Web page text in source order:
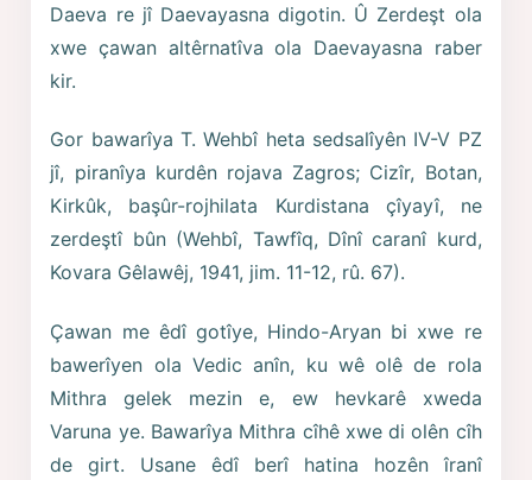
Daeva re jî Daevayasna digotin. Û Zerdeşt ola
xwe çawan altêrnatîva ola Daevayasna raber
kir.
Gor bawarîya T. Wehbî heta sedsalîyên IV-V PZ
jî, piranîya kurdên rojava Zagros; Cizîr, Botan,
Kirkûk, başûr-rojhilata Kurdistana çîyayî, ne
zerdeştî bûn (Wehbî, Tawfîq, Dînî caranî kurd,
Kovara Gêlawêj, 1941, jim. 11-12, rû. 67).
Çawan me êdî gotîye, Hindo-Aryan bi xwe re
bawerîyen ola Vedic anîn, ku wê olê de rola
Mithra gelek mezin e, ew hevkarê xweda
Varuna ye. Bawarîya Mithra cîhê xwe di olên cîh
de girt. Usane êdî berî hatina hozên îranî